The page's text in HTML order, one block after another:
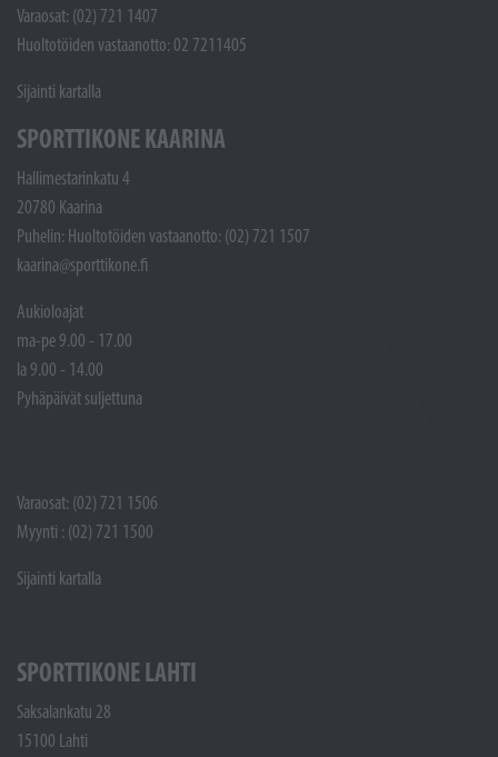
Varaosat: (02) 721 1407
Huoltotöiden vastaanotto: 02 7211405
Sijainti kartalla
SPORTTIKONE KAARINA
Hallimestarinkatu 4
20780 Kaarina
Puhelin: Huoltotöiden vastaanotto: (02) 721 1507
kaarina@sporttikone.fi
Aukioloajat
ma-pe 9.00 - 17.00
la 9.00 - 14.00
Pyhäpäivät suljettuna
Varaosat: (02) 721 1506
Myynti : (02) 721 1500
Sijainti kartalla
SPORTTIKONE LAHTI
Saksalankatu 28
15100 Lahti